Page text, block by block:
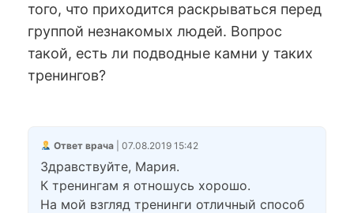
того, что приходится раскрываться перед
группой незнакомых людей. Вопрос
такой, есть ли подводные камни у таких
тренингов?
Ответ врача| 07.08.2019 15:42
Здравствуйте, Мария.
К тренингам я отношусь хорошо.
На мой взгляд тренинги отличный способ